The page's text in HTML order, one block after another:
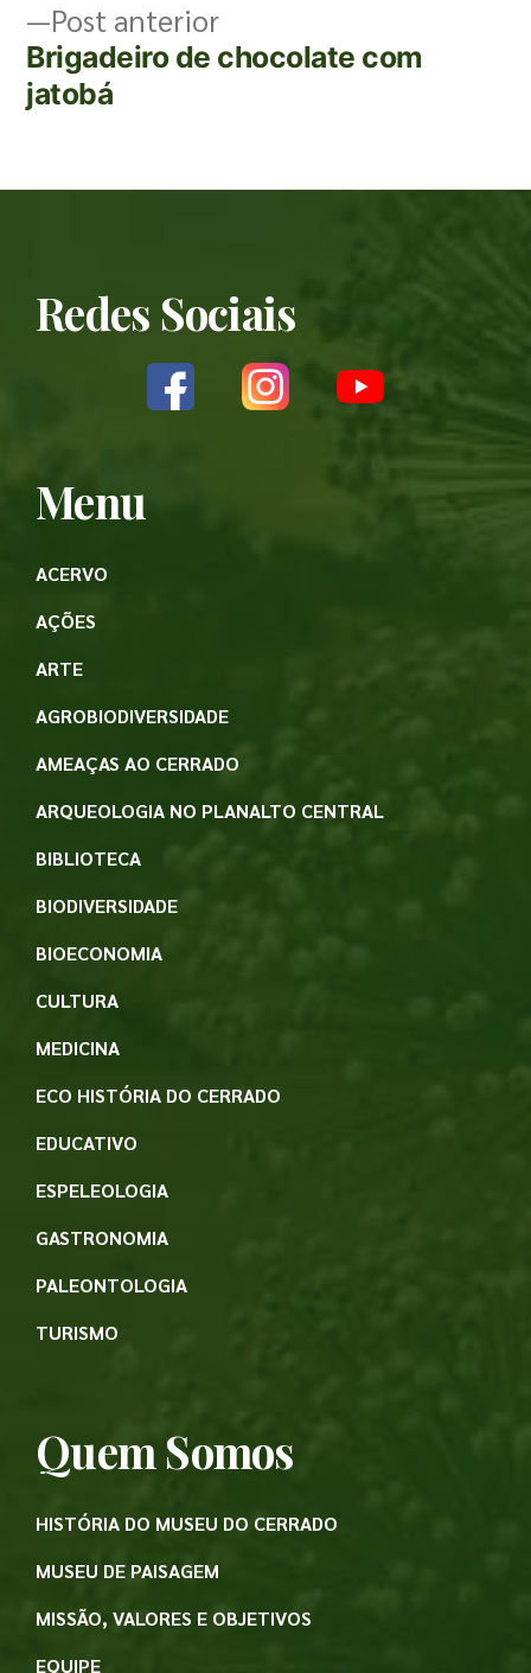
Post anterior
Brigadeiro de chocolate com
jatobá
Redes Sociais
Menu
ACERVO
AÇÕES
ARTE
AGROBIODIVERSIDADE
AMEAÇAS AO CERRADO
ARQUEOLOGIA NO PLANALTO CENTRAL
BIBLIOTECA
BIODIVERSIDADE
BIOECONOMIA
CULTURA
MEDICINA
ECO HISTÓRIA DO CERRADO
EDUCATIVO
ESPELEOLOGIA
GASTRONOMIA
PALEONTOLOGIA
TURISMO
Quem Somos
HISTÓRIA DO MUSEU DO CERRADO
MUSEU DE PAISAGEM
MISSÃO, VALORES E OBJETIVOS
EQUIPE